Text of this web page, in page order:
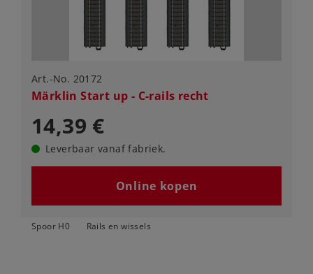
Art.-No. 20172
Märklin Start up - C-rails recht
14,39 €
Leverbaar vanaf fabriek.
Online kopen
Spoor H0 Rails en wissels